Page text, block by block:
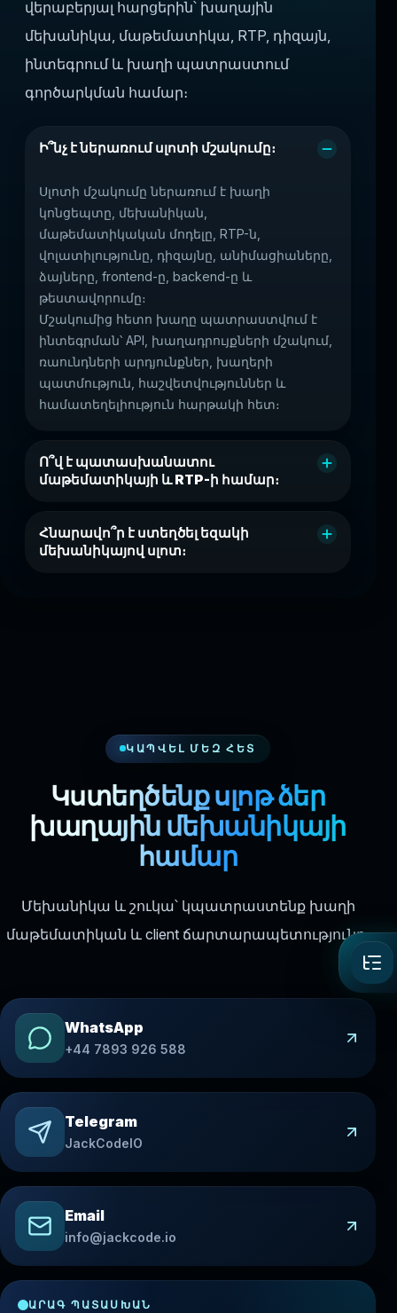
վերաբերյալ հարցերին՝ խաղային
մեխանիկա, մաթեմատիկա, RTP, դիզայն,
ինտեգրում և խաղի պատրաստում
գործարկման համար։
Ի՞նչ է ներառում սլոտի մշակումը։
Սլոտի մշակումը ներառում է խաղի
կոնցեպտը, մեխանիկան,
մաթեմատիկական մոդելը, RTP-ն,
վոլատիլությունը, դիզայնը, անիմացիաները,
ձայները, frontend-ը, backend-ը և
թեստավորումը։
Մշակումից հետո խաղը պատրաստվում է
ինտեգրման՝ API, խաղադրույքների մշակում,
ռաունդների արդյունքներ, խաղերի
պատմություն, հաշվետվություններ և
համատեղելիություն հարթակի հետ։
Ո՞վ է պատասխանատու
մաթեմատիկայի և RTP-ի համար։
Հնարավո՞ր է ստեղծել եզակի
մեխանիկայով սլոտ։
ԿԱՊՎԵԼ ՄԵԶ ՀԵՏ
Կստեղծենք սլոթ ձեր
խաղային մեխանիկայի
համար
Մեխանիկա և շուկա՝ կպատրաստենք խաղի
մաթեմատիկան և client ճարտարապետությունը։
WhatsApp
+44 7893 926 588
Telegram
JackCodeIO
Email
info@jackcode.io
ԱՐԱԳ ՊԱՏԱՍԽԱՆ